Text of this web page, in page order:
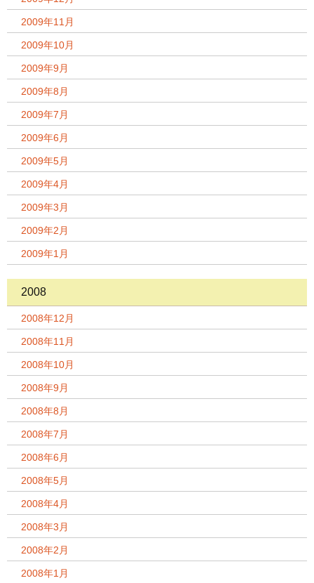
2009年11月
2009年10月
2009年9月
2009年8月
2009年7月
2009年6月
2009年5月
2009年4月
2009年3月
2009年2月
2009年1月
2008
2008年12月
2008年11月
2008年10月
2008年9月
2008年8月
2008年7月
2008年6月
2008年5月
2008年4月
2008年3月
2008年2月
2008年1月